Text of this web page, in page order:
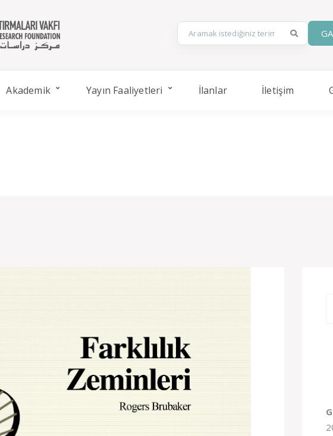
Akademik Yayın Faaliyetleri İlanlar İletişim